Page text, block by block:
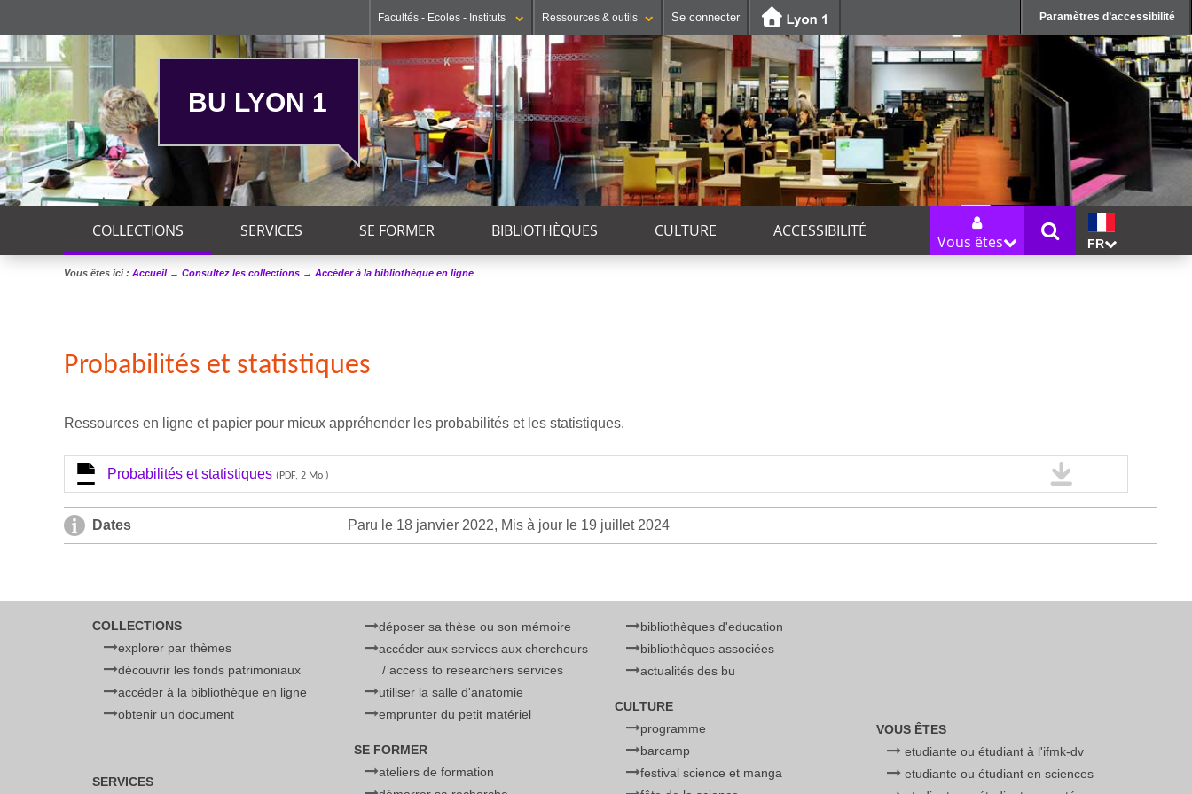
Paramètres d’accessibilité
Facultés - Ecoles - Instituts Ressources & outils Se connecter
BU LYON 1
COLLECTIONS SERVICES SE FORMER BIBLIOTHÈQUES CULTURE ACCESSIBILITÉ
Vous êtes FR
Vous êtes ici : Accueil→ Consultez les collections → Accéder à la bibliothèque en ligne
Probabilités et statistiques
Ressources en ligne et papier pour mieux appréhender les probabilités et les statistiques.
Probabilités et statistiques (PDF, 2 Mo )
Dates Paru le 18 janvier 2022, Mis à jour le 19 juillet 2024
COLLECTIONS
explorer par thèmes
découvrir les fonds patrimoniaux
accéder à la bibliothèque en ligne
obtenir un document
SERVICES
déposer sa thèse ou son mémoire
accéder aux services aux chercheurs
/ access to researchers services
utiliser la salle d'anatomie
emprunter du petit matériel
SE FORMER
ateliers de formation
bibliothèques d'education
bibliothèques associées
actualités des bu
CULTURE
programme
barcamp
festival science et manga
VOUS ÊTES
etudiante ou étudiant à l'ifmk-dv
etudiante ou étudiant en sciences